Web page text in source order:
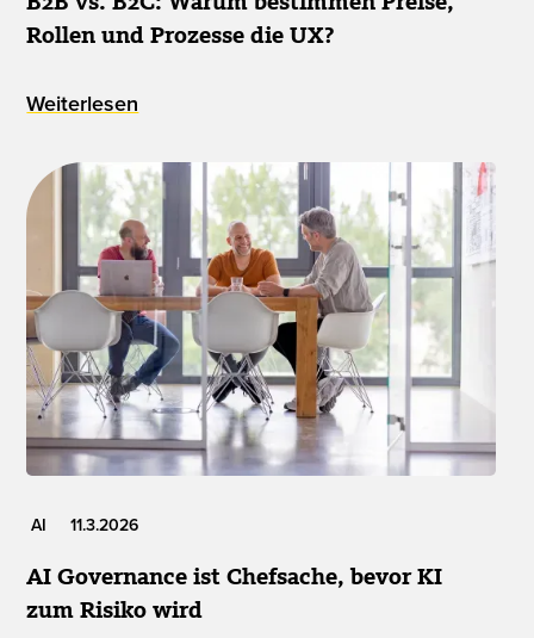
Rollen und Prozesse die UX?
Weiterlesen
AI 11.3.2026
AI Governance ist Chefsache, bevor KI
zum Risiko wird